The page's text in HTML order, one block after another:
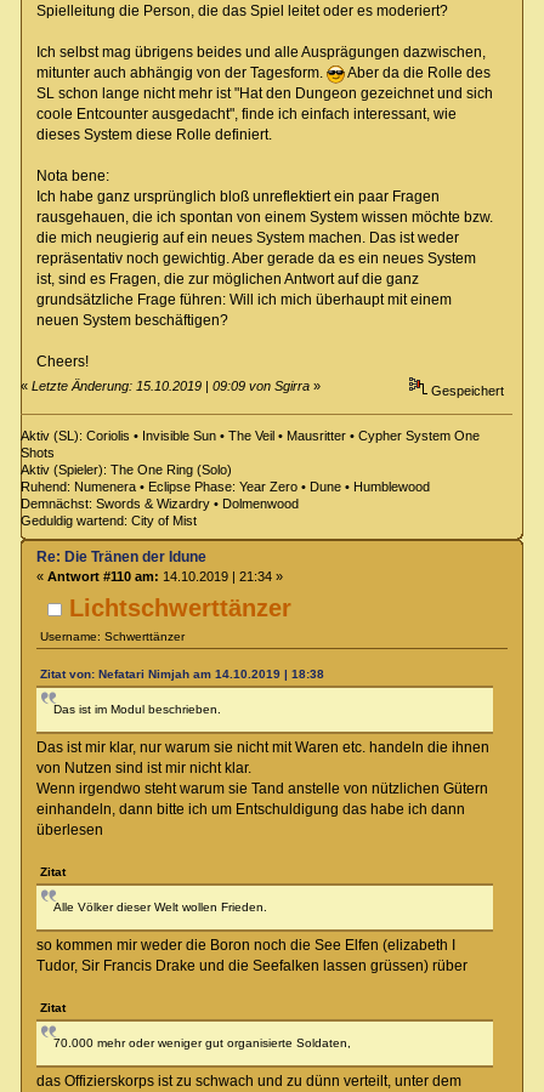
Spielleitung die Person, die das Spiel leitet oder es moderiert?
Ich selbst mag übrigens beides und alle Ausprägungen dazwischen,
mitunter auch abhängig von der Tagesform.
Aber da die Rolle des
SL schon lange nicht mehr ist "Hat den Dungeon gezeichnet und sich
coole Entcounter ausgedacht", finde ich einfach interessant, wie
dieses System diese Rolle definiert.
Nota bene:
Ich habe ganz ursprünglich bloß unreflektiert ein paar Fragen
rausgehauen, die ich spontan von einem System wissen möchte bzw.
die mich neugierig auf ein neues System machen. Das ist weder
repräsentativ noch gewichtig. Aber gerade da es ein neues System
ist, sind es Fragen, die zur möglichen Antwort auf die ganz
grundsätzliche Frage führen: Will ich mich überhaupt mit einem
neuen System beschäftigen?
Cheers!
«Letzte Änderung: 15.10.2019 | 09:09 von Sgirra » Gespeichert
Aktiv (SL): Coriolis • Invisible Sun • The Veil • Mausritter • Cypher System One
Shots
Aktiv (Spieler): The One Ring (Solo)
Ruhend: Numenera • Eclipse Phase: Year Zero • Dune • Humblewood
Demnächst: Swords & Wizardry • Dolmenwood
Geduldig wartend: City of Mist
Lichtschwerttänzer
Username: Schwerttänzer
Re: Die Tränen der Idune
« Antwort #110 am: 14.10.2019 | 21:34 »
Zitat von: Nefatari Nimjah am 14.10.2019 | 18:38
Das ist im Modul beschrieben.
Das ist mir klar, nur warum sie nicht mit Waren etc. handeln die ihnen
von Nutzen sind ist mir nicht klar.
Wenn irgendwo steht warum sie Tand anstelle von nützlichen Gütern
einhandeln, dann bitte ich um Entschuldigung das habe ich dann
überlesen
Zitat
Alle Völker dieser Welt wollen Frieden.
so kommen mir weder die Boron noch die See Elfen (elizabeth I
Tudor, Sir Francis Drake und die Seefalken lassen grüssen) rüber
Zitat
70.000 mehr oder weniger gut organisierte Soldaten,
das Offizierskorps ist zu schwach und zu dünn verteilt, unter dem